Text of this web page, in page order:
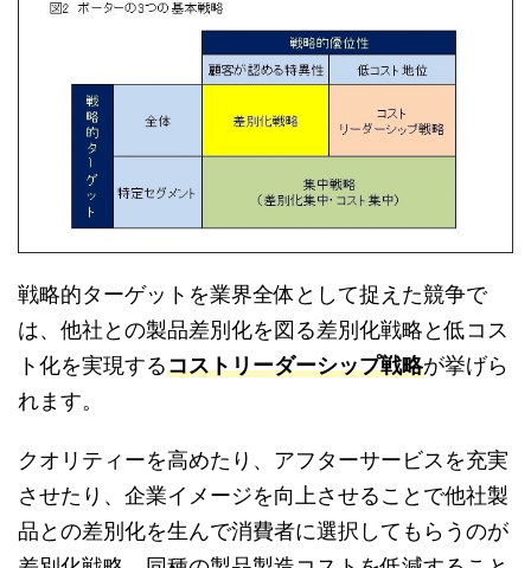
戦略的ターゲットを業界全体として捉えた競争で
は、他社との製品差別化を図る差別化戦略と低コス
ト化を実現するコストリーダーシップ戦略が挙げら
れます。
クオリティーを高めたり、アフターサービスを充実
させたり、企業イメージを向上させることで他社製
品との差別化を生んで消費者に選択してもらうのが